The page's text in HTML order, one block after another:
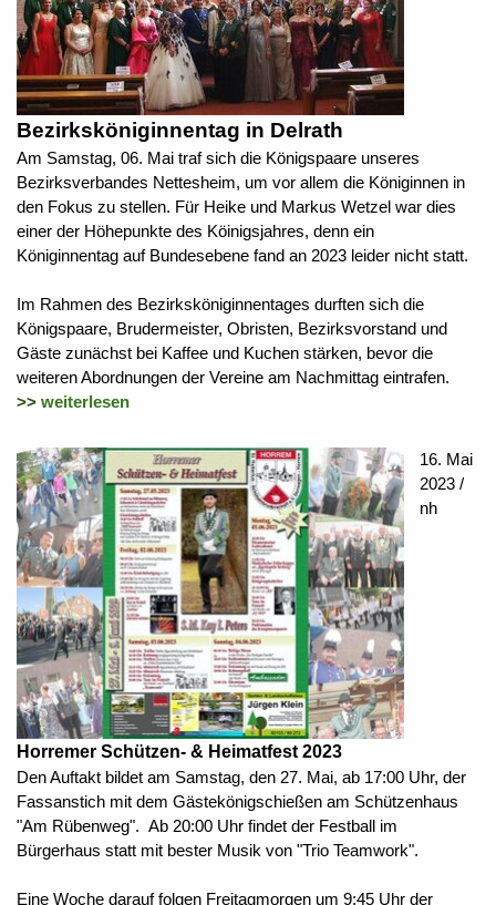
Bezirksköniginnentag in Delrath
Am Samstag, 06. Mai traf sich die Königspaare unseres
Bezirksverbandes Nettesheim, um vor allem die Königinnen in
den Fokus zu stellen. Für Heike und Markus Wetzel war dies
einer der Höhepunkte des Köinigsjahres, denn ein
Königinnentag auf Bundesebene fand an 2023 leider nicht statt.
Im Rahmen des Bezirksköniginnentages durften sich die
Königspaare, Brudermeister, Obristen, Bezirksvorstand und
Gäste zunächst bei Kaffee und Kuchen stärken, bevor die
weiteren Abordnungen der Vereine am Nachmittag eintrafen.
>> weiterlesen
16. Mai
2023 /
nh
Horremer Schützen- & Heimatfest 2023
Den Auftakt bildet am Samstag, den 27. Mai, ab 17:00 Uhr, der
Fassanstich mit dem Gästekönigschießen am Schützenhaus
"Am Rübenweg". Ab 20:00 Uhr findet der Festball im
Bürgerhaus statt mit bester Musik von "Trio Teamwork".
Eine Woche darauf folgen Freitagmorgen um 9:45 Uhr der